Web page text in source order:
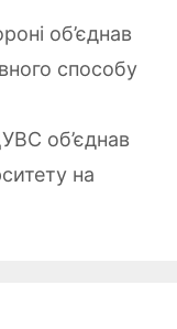
об’єднав
способу
об’єднав
на